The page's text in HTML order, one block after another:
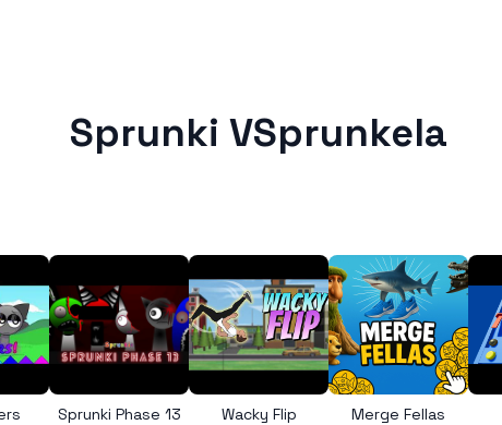
Sprunki VSprunkela
Sprunki Phase 13 Wacky Flip Merge Fellas